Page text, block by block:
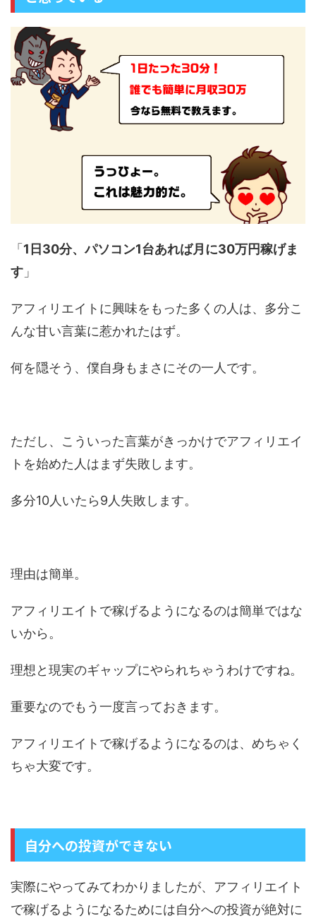
「1日30分、パソコン1台あれば月に30万円稼げま
す 」
アフィリエイトに興味をもった多くの人は、多分こ
んな甘い言葉に惹かれたはず。
何を隠そう、僕自身もまさにその一人です。
ただし、こういった言葉がきっかけでアフィリエイ
トを始めた人はまず失敗します。
多分10人いたら9人失敗します。
理由は簡単。
アフィリエイトで稼げるようになるのは簡単ではな
いから。
理想と現実のギャップにやられちゃうわけですね。
重要なのでもう一度言っておきます。
アフィリエイトで稼げるようになるのは、めちゃく
ちゃ大変です。
自分への投資ができない
実際にやってみてわかりましたが、アフィリエイト
で稼げるようになるためには自分への投資が絶対に